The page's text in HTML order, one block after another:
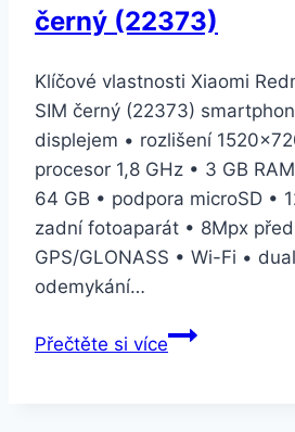
černý (22373)
Klíčové vlastnosti Xiaomi
SIM černý (22373)
displejem • rozlišení
procesor 1,8 GHz • 3 GB
64 GB • podpora microSD •
zadní fotoaparát • 8Mpx
GPS/GLONASS • Wi-Fi •
odemykání…
Přečtěte si víceXiaomi